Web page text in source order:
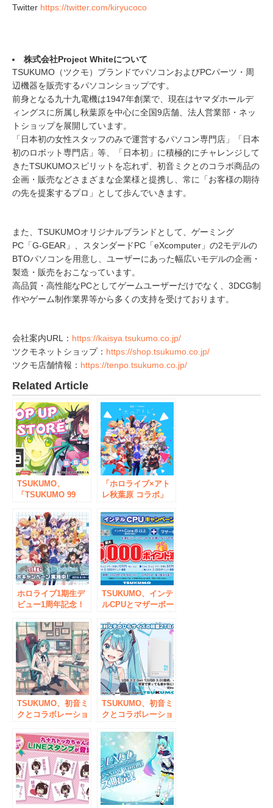
Twitter https://twitter.com/kiryucoco
株式会社Project Whiteについて
TSUKUMO（ツクモ）ブランドでパソコンおよびPCパーツ・周
辺機器を販売するパソコンショップです。
前身となる九十九電機は1947年創業で、現在はヤマダホールデ
ィングスに所属し秋葉原を中心に全国9店舗、法人営業部・ネッ
トショップを展開しています。
「日本初の女性スタッフのみで運営するパソコン専門店」「日本
初のロボット専門店」等、「日本初」に積極的にチャレンジして
きたTSUKUMOスピリットを忘れず、初音ミクとのコラボ商品の
企画・販売などさまざまな企業様と提携し、常に「お客様の期待
の先を提案するプロ」として歩んでいきます。
また、TSUKUMOオリジナルブランドとして、ゲーミング
PC「G-GEAR」、スタンダードPC「eXcomputer」の2モデルの
BTOパソコンを用意し、ユーザーにあった幅広いモデルの企画・
製造・販売をおこなっています。
高品質・高性能なPCとしてゲームユーザーだけでなく、3DCG制
作やゲーム制作業界等から多くの支持を受けております。
会社案内URL： https://kaisya.tsukumo.co.jp/
ツクモネットショップ： https://shop.tsukumo.co.jp/
ツクモ店舗情報： https://tenpo.tsukumo.co.jp/
Related Article
TSUKUMO、
「TSUKUMO 99
のポップアップスト
アを秋葉原と大阪に
て期間限定オープン
「ホロライブ×アト
レ秋葉原 コラボ」
せ
ホロライブ1期生デ
ビュー1周年記念！
秋葉原 コラボ開催
のお知らせ
TSUKUMO、インテ
ルCPUとマザーボー
入で最大5000ポイン
ト進呈のキャンペー
ンを開催
TSUKUMO、初音ミ
クとコラボレーショ
社製パソコン周辺機
器6商品を2020年7月
1日(水)より予約開始
TSUKUMO、初音ミ
クとコラボレーショ
データ機器社製ポー
タブルハードディス
クを販売